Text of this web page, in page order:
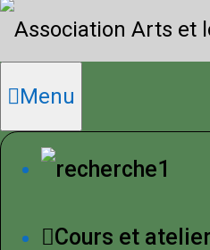
Menu
Cours et